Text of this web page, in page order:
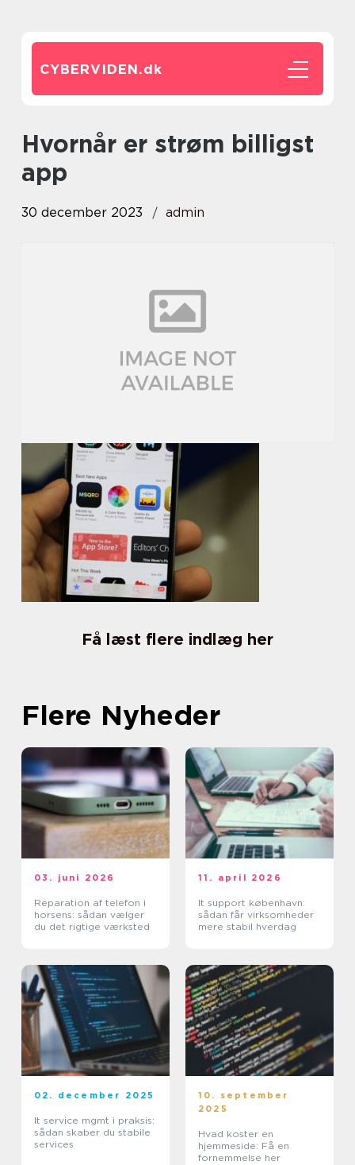
CYBERVIDEN.dk
hvornår er strøm billigst
app
30 december 2023 admin
Få læst flere indlæg her
Flere Nyheder
03. juni 2026
Reparation af telefon i
horsens: sådan vælger
du det rigtige værksted
11. april 2026
It support københavn:
sådan får virksomheder
mere stabil hverdag
02. december 2025
It service mgmt i praksis:
sådan skaber du stabile
services
10. september
2025
Hvad koster en
hjemmeside: Få en
fornemmelse her